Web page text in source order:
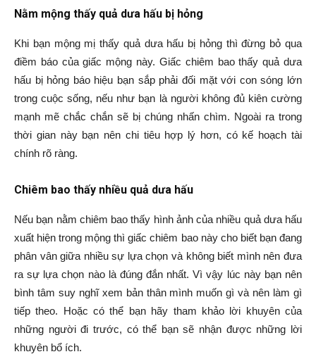
Nằm mộng thấy quả dưa hấu bị hỏng
Khi bạn mộng mị thấy quả dưa hấu bị hỏng thì đừng bỏ qua
điềm báo của giấc mộng này. Giấc chiêm bao thấy quả dưa
hấu bị hỏng báo hiệu bạn sắp phải đối mặt với con sóng lớn
trong cuộc sống, nếu như bạn là người không đủ kiên cường
mạnh mẽ chắc chắn sẽ bị chúng nhấn chìm. Ngoài ra trong
thời gian này bạn nên chi tiêu hợp lý hơn, có kế hoạch tài
chính rõ ràng.
Chiêm bao thấy nhiều quả dưa hấu
Nếu bạn nằm chiêm bao thấy hình ảnh của nhiều quả dưa hấu
xuất hiện trong mộng thì giấc chiêm bao này cho biết bạn đang
phân vân giữa nhiều sự lựa chọn và không biết mình nên đưa
ra sự lựa chọn nào là đúng đắn nhất. Vì vậy lúc này bạn nên
bình tâm suy nghĩ xem bản thân mình muốn gì và nên làm gì
tiếp theo. Hoặc có thể bạn hãy tham khảo lời khuyên của
những người đi trước, có thể bạn sẽ nhận được những lời
khuyên bổ ích.